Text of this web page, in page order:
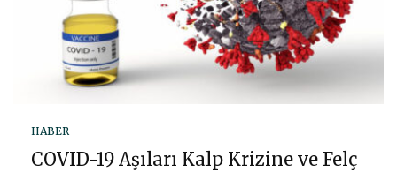
HABER
COVID-19 Aşıları Kalp Krizine ve Felç